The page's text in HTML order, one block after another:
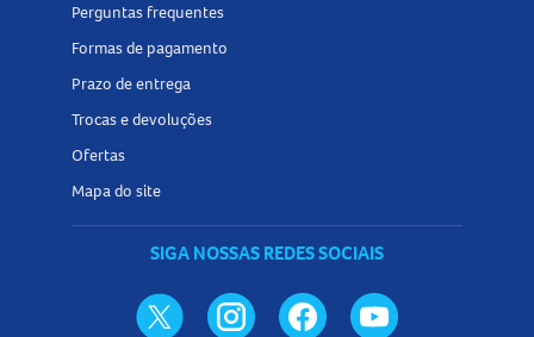
Perguntas frequentes
Formas de pagamento
Prazo de entrega
Trocas e devoluções
Ofertas
Mapa do site
SIGA NOSSAS REDES SOCIAIS